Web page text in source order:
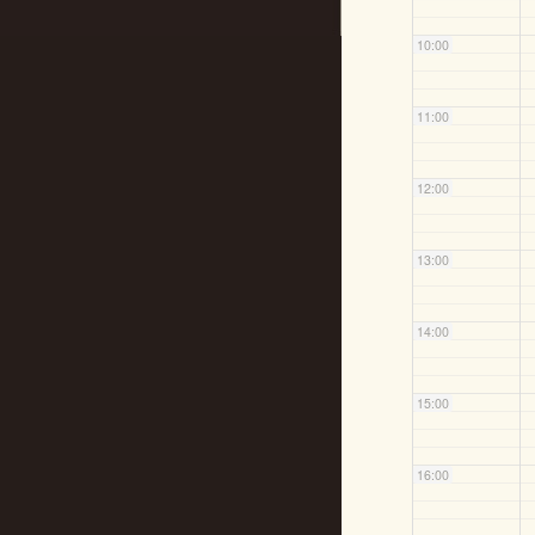
10:00
11:00
12:00
13:00
14:00
15:00
16:00